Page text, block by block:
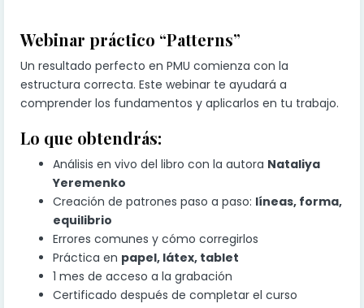
Webinar práctico “Patterns”
Un resultado perfecto en PMU comienza con la
estructura correcta. Este webinar te ayudará a
comprender los fundamentos y aplicarlos en tu trabajo.
Lo que obtendrás:
Análisis en vivo del libro con la autora Nataliya
Yeremenko
Creación de patrones paso a paso: líneas, forma,
equilibrio
Errores comunes y cómo corregirlos
Práctica en papel, látex, tablet
1 mes de acceso a la grabación
Certificado después de completar el curso